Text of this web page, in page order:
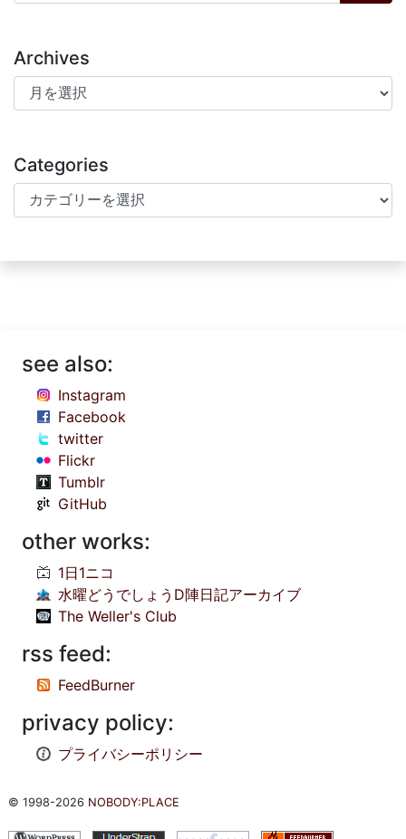
Archives
Archives
Categories
Categories
see also:
Instagram
Facebook
twitter
Flickr
Tumblr
GitHub
other works:
1日1ニコ
水曜どうでしょうD陣日記アーカイブ
The Weller's Club
rss feed:
FeedBurner
privacy policy:
プライバシーポリシー
© 1998-2026 NOBODY:PLACE